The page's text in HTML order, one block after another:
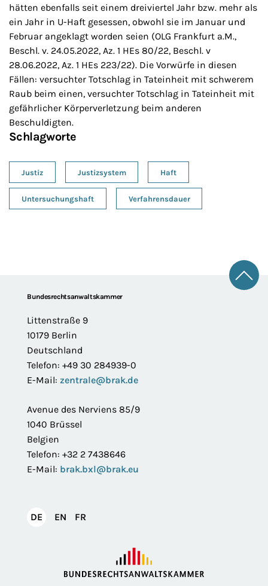
hätten ebenfalls seit einem dreiviertel Jahr bzw. mehr als
ein Jahr in U-Haft gesessen, obwohl sie im Januar und
Februar angeklagt worden seien (OLG Frankfurt a.M.,
Beschl. v. 24.05.2022, Az. 1 HEs 80/22, Beschl. v
28.06.2022, Az. 1 HEs 223/22). Die Vorwürfe in diesen
Fällen: versuchter Totschlag in Tateinheit mit schwerem
Raub beim einen, versuchter Totschlag in Tateinheit mit
gefährlicher Körperverletzung beim anderen
Beschuldigten.
Schlagworte
Justiz Justizsystem Haft
Untersuchungshaft Verfahrensdauer
FooterBundesrechtsanwaltskammer
Littenstraße 9
10179 Berlin
Deutschland
Telefon: +49 30 284939-0
E-Mail: zentrale@brak.de
Avenue des Nerviens 85/9
1040 Brüssel
Belgien
Telefon: +32 2 7438646
E-Mail: brak.bxl@brak.eu
DEDeutsch
EN English
FR